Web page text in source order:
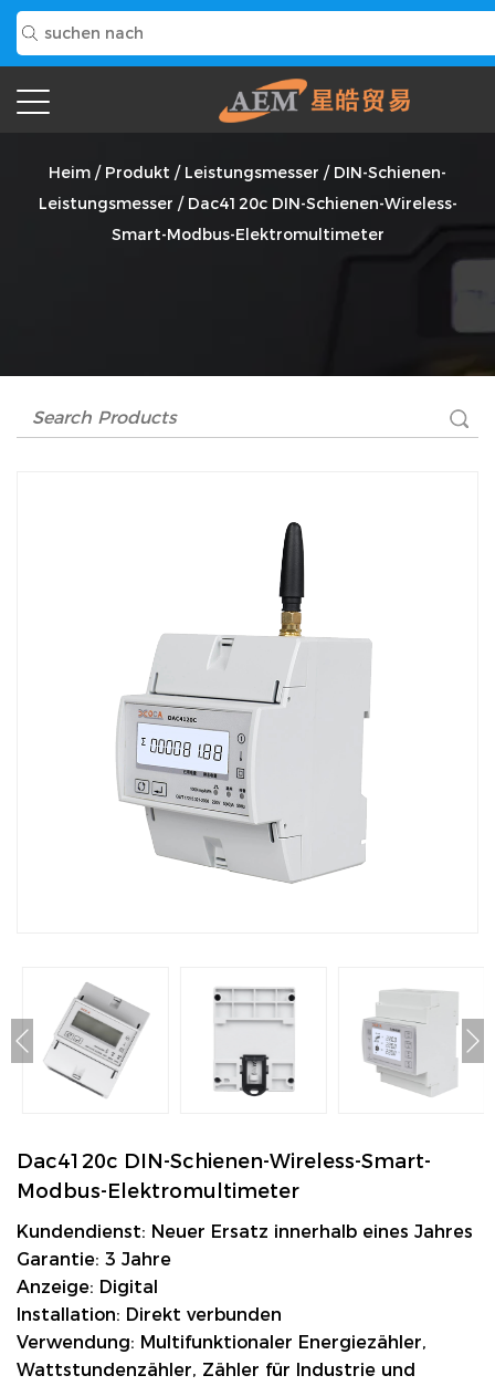
Dac4120c DIN-Schienen-Wireless-Smart-Modbus-
Elektromultimeter Anbieter
Heim / Produkt / Leistungsmesser / DIN-Schienen-
Leistungsmesser / Dac4120c DIN-Schienen-Wireless-
Smart-Modbus-Elektromultimeter
Dac4120c DIN-Schienen-Wireless-Smart-
Modbus-Elektromultimeter
Kundendienst: Neuer Ersatz innerhalb eines Jahres
Garantie: 3 Jahre
Anzeige: Digital
Installation: Direkt verbunden
Verwendung: Multifunktionaler Energiezähler,
Wattstundenzähler, Zähler für Industrie und